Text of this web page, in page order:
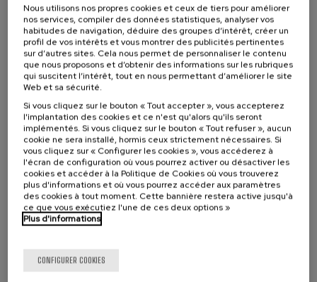
intelectual o psicosocial ante las administraciones públicas.
Conocer los modelos alternativos a la institucionalización y al
internamiento involuntario y comparar diseños de estrategias que
permitan cumplir los objetivos de desinstitucionalización marcados
por el Comité de Naciones Unidas sobre los Derechos de las
Personas con Discapacidad.
Distinguir las diferentes responsabilidades y obligaciones de
instituciones públicas y operadores privados de servicios
esenciales y su coordinación en relación con la facilitación de los
ajustes y de los apoyos a personas con discapacidad intelectual o
psicosocial.
Conocer el rol del Ministerio Fiscal como institución de referencia en
la coordinación de la detección y evaluación de necesidades de
salvaguardas y de apoyos no cubiertas.
En collaboration avec
Nous utilisons nos propres cookies et ceux de tiers pour améliorer
nos services, compiler des données statistiques, analyser vos
habitudes de navigation, déduire des groupes d’intérêt, créer un
profil de vos intérêts et vous montrer des publicités pertinentes
sur d’autres sites. Cela nous permet de personnaliser le contenu
que nous proposons et d’obtenir des informations sur les rubriques
qui suscitent l’intérêt, tout en nous permettant d’améliorer le site
Web et sa sécurité.
Si vous cliquez sur le bouton « Tout accepter », vous accepterez
l'implantation des cookies et ce n'est qu'alors qu'ils seront
implémentés. Si vous cliquez sur le bouton « Tout refuser », aucun
cookie ne sera installé, hormis ceux strictement nécessaires. Si
vous cliquez sur « Configurer les cookies », vous accéderez à
l'écran de configuration où vous pourrez activer ou désactiver les
cookies et accéder à la Politique de Cookies où vous trouverez
plus d'informations et où vous pourrez accéder aux paramètres
des cookies à tout moment. Cette bannière restera active jusqu'à
ce que vous exécutiez l'une de ces deux options »
Plus d'informations
CONFIGURER COOKIES